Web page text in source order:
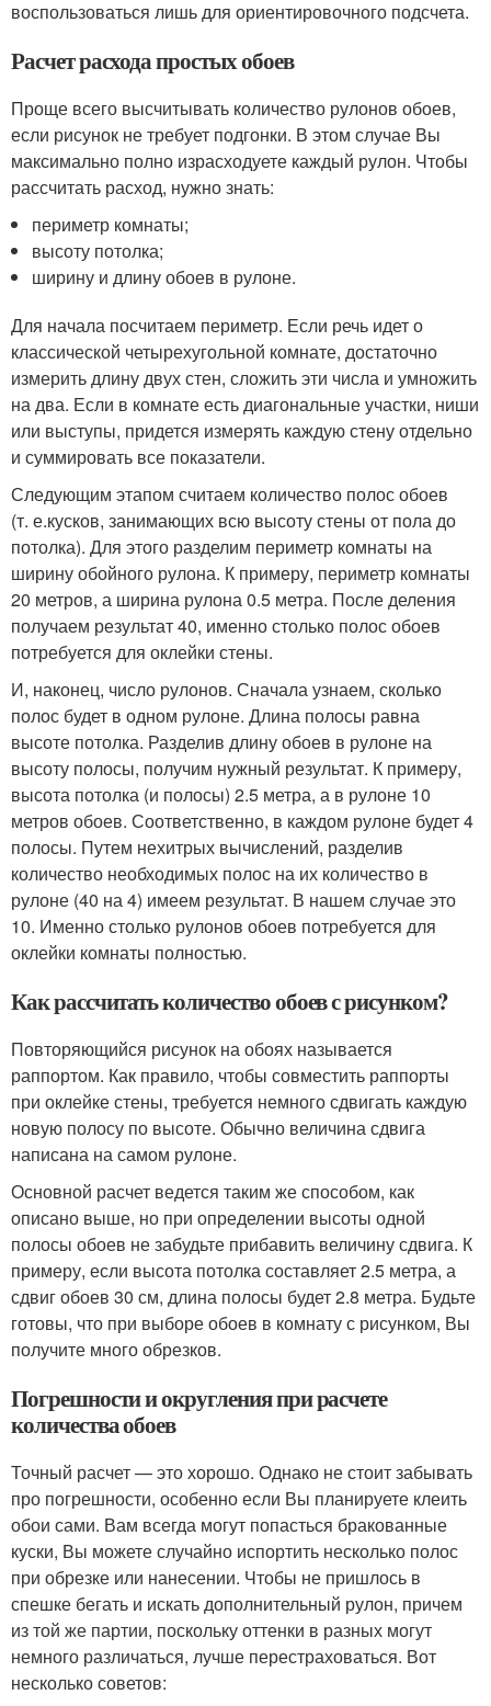
воспользоваться лишь для ориентировочного подсчета.
Расчет расхода простых обоев
Проще всего высчитывать количество рулонов обоев,
если рисунок не требует подгонки. В этом случае Вы
максимально полно израсходуете каждый рулон. Чтобы
рассчитать расход, нужно знать:
периметр комнаты;
высоту потолка;
ширину и длину обоев в рулоне.
Для начала посчитаем периметр. Если речь идет о
классической четырехугольной комнате, достаточно
измерить длину двух стен, сложить эти числа и умножить
на два. Если в комнате есть диагональные участки, ниши
или выступы, придется измерять каждую стену отдельно
и суммировать все показатели.
Следующим этапом считаем количество полос обоев
(т. е.кусков, занимающих всю высоту стены от пола до
потолка). Для этого разделим периметр комнаты на
ширину обойного рулона. К примеру, периметр комнаты
20 метров, а ширина рулона 0.5 метра. После деления
получаем результат 40, именно столько полос обоев
потребуется для оклейки стены.
И, наконец, число рулонов. Сначала узнаем, сколько
полос будет в одном рулоне. Длина полосы равна
высоте потолка. Разделив длину обоев в рулоне на
высоту полосы, получим нужный результат. К примеру,
высота потолка (и полосы) 2.5 метра, а в рулоне 10
метров обоев. Соответственно, в каждом рулоне будет 4
полосы. Путем нехитрых вычислений, разделив
количество необходимых полос на их количество в
рулоне (40 на 4) имеем результат. В нашем случае это
10. Именно столько рулонов обоев потребуется для
оклейки комнаты полностью.
Как рассчитать количество обоев с рисунком?
Повторяющийся рисунок на обоях называется
раппортом. Как правило, чтобы совместить раппорты
при оклейке стены, требуется немного сдвигать каждую
новую полосу по высоте. Обычно величина сдвига
написана на самом рулоне.
Основной расчет ведется таким же способом, как
описано выше, но при определении высоты одной
полосы обоев не забудьте прибавить величину сдвига. К
примеру, если высота потолка составляет 2.5 метра, а
сдвиг обоев 30 см, длина полосы будет 2.8 метра. Будьте
готовы, что при выборе обоев в комнату с рисунком, Вы
получите много обрезков.
Погрешности и округления при расчете
количества обоев
Точный расчет — это хорошо. Однако не стоит забывать
про погрешности, особенно если Вы планируете клеить
обои сами. Вам всегда могут попасться бракованные
куски, Вы можете случайно испортить несколько полос
при обрезке или нанесении. Чтобы не пришлось в
спешке бегать и искать дополнительный рулон, причем
из той же партии, поскольку оттенки в разных могут
немного различаться, лучше перестраховаться. Вот
несколько советов: